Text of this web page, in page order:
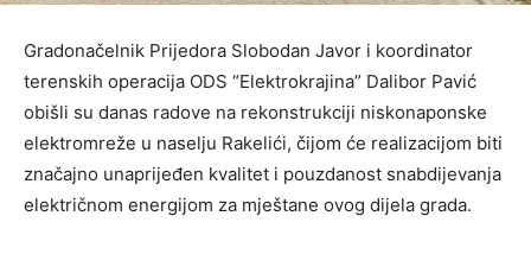
Gradonačelnik Prijedora Slobodan Javor i koordinator
terenskih operacija ODS “Elektrokrajina” Dalibor Pavić
obišli su danas radove na rekonstrukciji niskonaponske
elektromreže u naselju Rakelići, čijom će realizacijom biti
značajno unaprijeđen kvalitet i pouzdanost snabdijevanja
električnom energijom za mještane ovog dijela grada.